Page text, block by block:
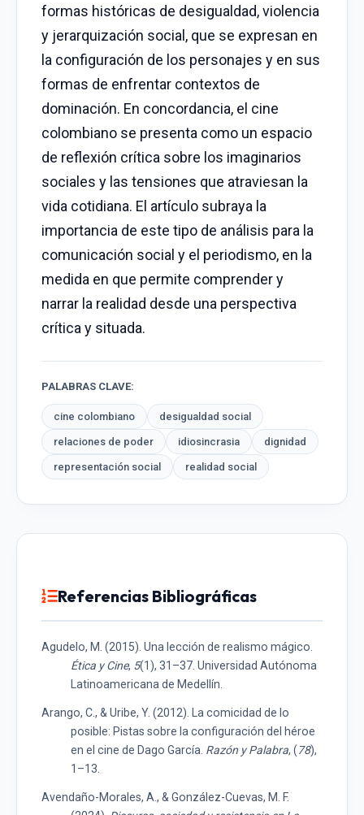
formas históricas de desigualdad, violencia
y jerarquización social, que se expresan en
la configuración de los personajes y en sus
formas de enfrentar contextos de
dominación. En concordancia, el cine
colombiano se presenta como un espacio
de reflexión crítica sobre los imaginarios
sociales y las tensiones que atraviesan la
vida cotidiana. El artículo subraya la
importancia de este tipo de análisis para la
comunicación social y el periodismo, en la
medida en que permite comprender y
narrar la realidad desde una perspectiva
crítica y situada.
PALABRAS CLAVE:
cine colombiano desigualdad social
relaciones de poder idiosincrasia dignidad
representación social realidad social
Referencias Bibliográficas
Agudelo, M. (2015). Una lección de realismo mágico.
Ética y Cine, 5(1), 31–37. Universidad Autónoma
Latinoamericana de Medellín.
Arango, C., & Uribe, Y. (2012). La comicidad de lo
posible: Pistas sobre la configuración del héroe
en el cine de Dago García. Razón y Palabra, (78),
1–13.
Avendaño-Morales, A., & González-Cuevas, M. F.